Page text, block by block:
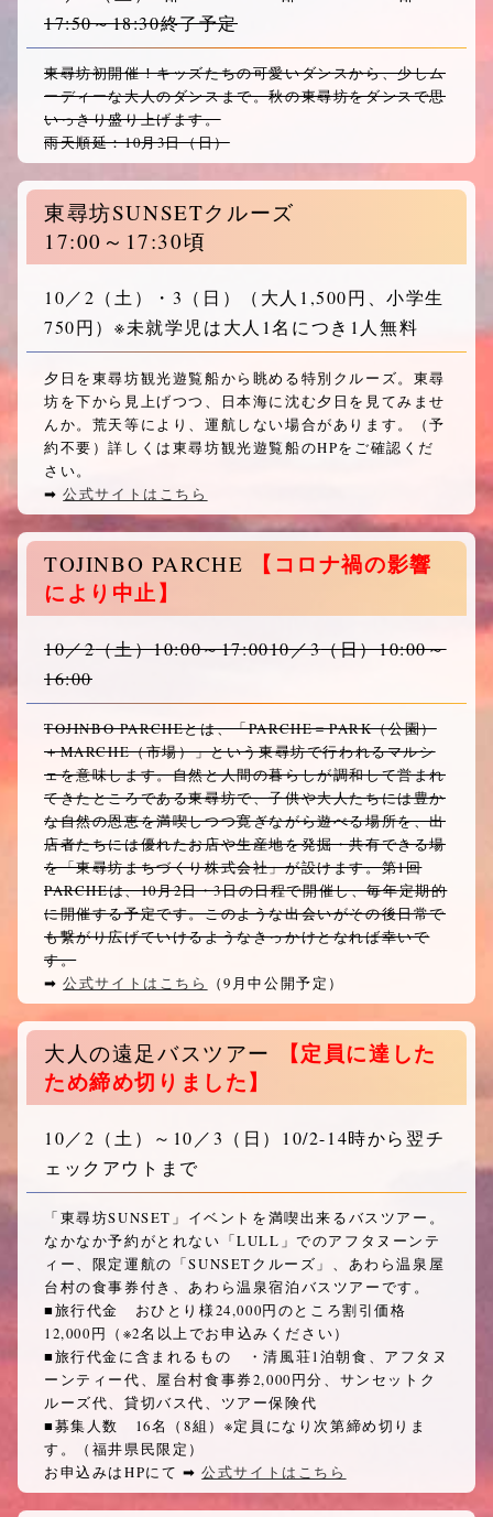
17:50～18:30終了予定
東尋坊初開催！キッズたちの可愛いダンスから、少しム
ーディーな大人のダンスまで。秋の東尋坊をダンスで思
いっきり盛り上げます。
雨天順延：10月3日（日）
東尋坊SUNSETクルーズ
17:00～17:30頃
10／2 （土） ・3 （日）
（大人1,500円、小学生
750円）※未就学児は大人1名につき1人無料
夕日を東尋坊観光遊覧船から眺める特別クルーズ。東尋
坊を下から見上げつつ、日本海に沈む夕日を見てみませ
んか。荒天等により、運航しない場合があります。（予
約不要）詳しくは東尋坊観光遊覧船のHPをご確認くだ
さい。
➡︎公式サイトはこちら
TOJINBO PARCHE
【コロナ禍の影響
により中止】
10／2（土）10:00～17:0010／3（日）10:00～
16:00
TOJINBO PARCHEとは、「PARCHE＝PARK（公園）
＋MARCHE（市場）」という東尋坊で行われるマルシ
ェを意味します。自然と人間の暮らしが調和して営まれ
てきたところである東尋坊で、子供や大人たちには豊か
な自然の恩恵を満喫しつつ寛ぎながら遊べる場所を、出
店者たちには優れたお店や生産地を発掘・共有できる場
を「東尋坊まちづくり株式会社」が設けます。第1回
PARCHEは、10月2日・3日の日程で開催し、毎年定期的
に開催する予定です。このような出会いがその後日常で
も繋がり広げていけるようなきっかけとなれば幸いで
す。
➡︎公式サイトはこちら （9月中公開予定）
大人の遠足バスツアー
【定員に達した
ため締め切りました】
10／2 （土） ～10／3 （日） 10/2-14時から翌チ
ェックアウトまで
「東尋坊SUNSET」イベントを満喫出来るバスツアー。
なかなか予約がとれない「LULL」でのアフタヌーンテ
ィー、限定運航の「SUNSETクルーズ」、あわら温泉屋
台村の食事券付き、あわら温泉宿泊バスツアーです。
■旅行代金 おひとり様24,000円のところ割引価格
12,000円（※2名以上でお申込みください）
■旅行代金に含まれるもの ・清風荘1泊朝食、アフタヌ
ーンティー代、屋台村食事券2,000円分、サンセットク
ルーズ代、貸切バス代、ツアー保険代
■募集人数 16名（8組）※定員になり次第締め切りま
す。（福井県民限定）
お申込みはHPにて ➡︎公式サイトはこちら